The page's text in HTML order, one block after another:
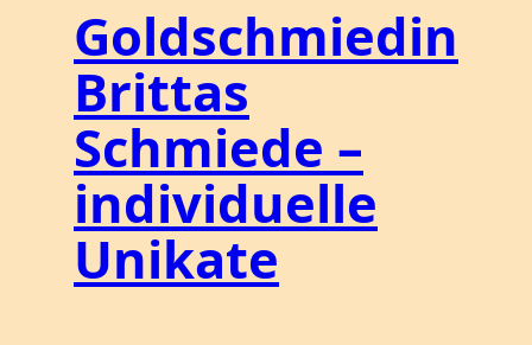
Goldschmiedin
Brittas
Schmiede –
individuelle
Unikate